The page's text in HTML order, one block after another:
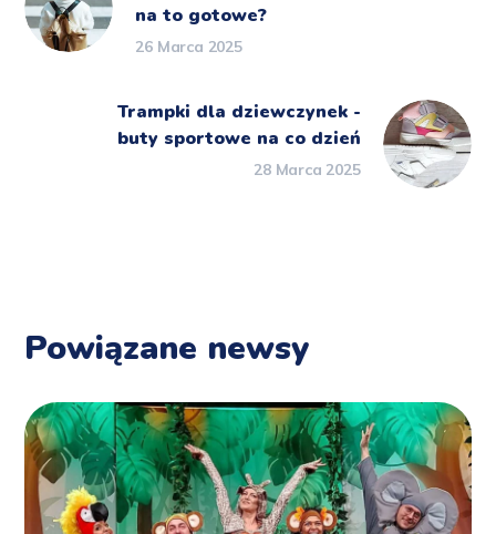
na to gotowe?
26 Marca 2025
Trampki dla dziewczynek -
buty sportowe na co dzień
28 Marca 2025
Powiązane newsy